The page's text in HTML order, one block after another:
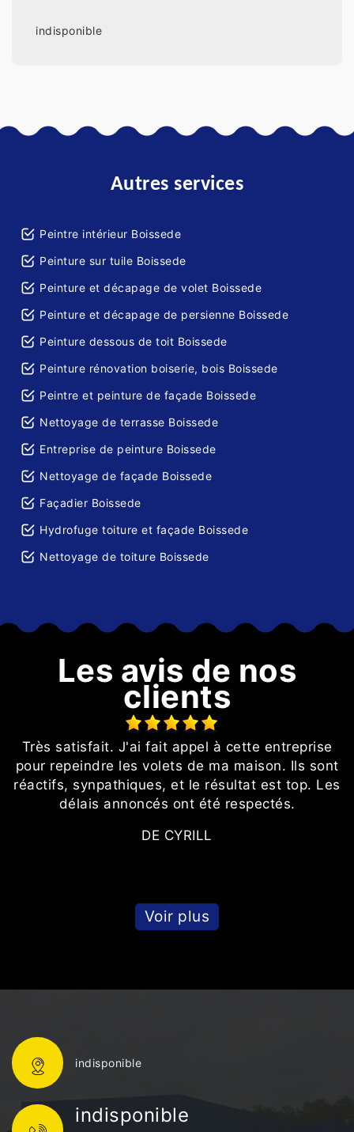
indisponible
Autres services
Peintre intérieur Boissede
Peinture sur tuile Boissede
Peinture et décapage de volet Boissede
Peinture et décapage de persienne Boissede
Peinture dessous de toit Boissede
Peinture rénovation boiserie, bois Boissede
Peintre et peinture de façade Boissede
Nettoyage de terrasse Boissede
Entreprise de peinture Boissede
Nettoyage de façade Boissede
Façadier Boissede
Hydrofuge toiture et façade Boissede
Nettoyage de toiture Boissede
Les avis de nos
clients
Très satisfait. J'ai fait appel à cette entreprise
pour repeindre les volets de ma maison. Ils sont
réactifs, synpathiques, et le résultat est top. Les
délais annoncés ont été respectés.
DE CYRILL
Voir plus
indisponible
indisponible